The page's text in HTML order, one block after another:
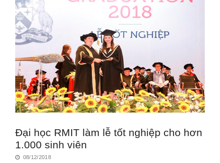
Đại học RMIT làm lễ tốt nghiệp cho hơn
1.000 sinh viên
08/12/2018